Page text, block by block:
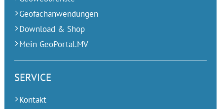
Geofachanwendungen
Download & Shop
Mein GeoPortal.MV
SERVICE
Kontakt